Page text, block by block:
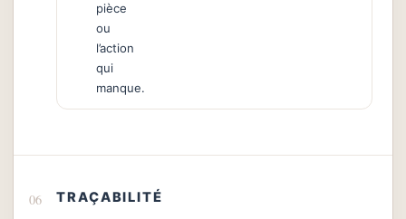
pièce
ou
l’action
qui
manque.
TRAÇABILITÉ